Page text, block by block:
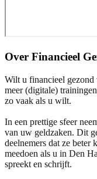
Over Financieel
Wilt u financieel
meer (digitale)
zo vaak als u wilt.
In een prettige sfeer
van uw geldzaken. Dit
deelnemers dat ze beter
meedoen als u in Den
spreekt en schrijft.